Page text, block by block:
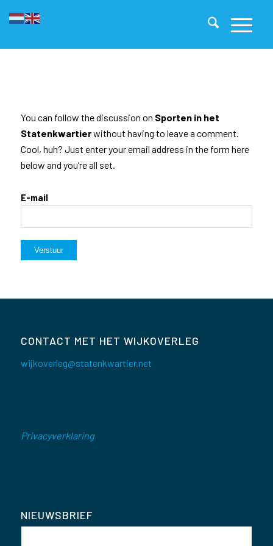
You can follow the discussion on Sporten in het
Statenkwartierwithout having to leave a comment.
Cool, huh? Just enter your email address in the form here
below and you’re all set.
E-mail
CONTACT MET HET WIJKOVERLEG
wijkoverleg@statenkwartier.net
Privacyverklaring
NIEUWSBRIEF